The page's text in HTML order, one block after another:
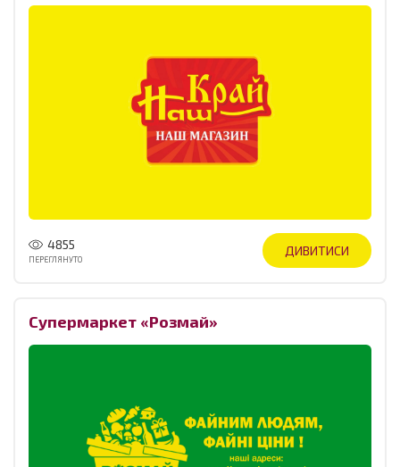
4855
ПЕРЕГЛЯНУТО
ДИВИТИСИ
Супермаркет «Розмай»